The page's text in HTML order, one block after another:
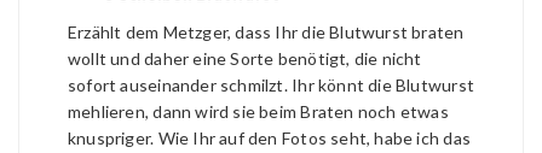
Erzählt dem Metzger, dass Ihr die Blutwurst braten
wollt und daher eine Sorte benötigt, die nicht
sofort auseinander schmilzt. Ihr könnt die Blutwurst
mehlieren, dann wird sie beim Braten noch etwas
knuspriger. Wie Ihr auf den Fotos seht, habe ich das